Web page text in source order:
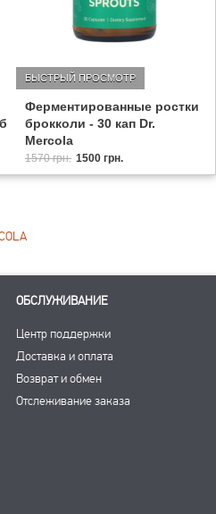
Ферментированные ростки
брокколи - 30 кап Dr.
Mercola
БЫСТРЫЙ ПРОСМОТР
1570 грн. 1500 грн.
ОБСЛУЖИВАНИЕ
Центр поддержки
Доставка и оплата
Возврат и обмен
Отслеживание заказа